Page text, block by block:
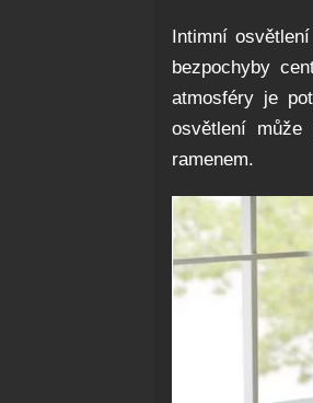
Intimní
bezpochyby
atmosféry je
osvětlení
ramenem.